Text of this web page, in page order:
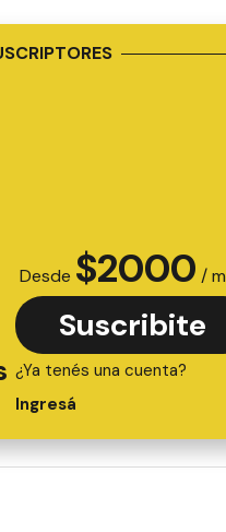
Desde $2000 /
Suscribite
¿Ya tenés una cuenta?
Ingresá